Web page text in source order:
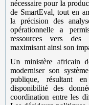
nécessaire pour la
de SmartEval, tout en
la précision des
opérationnelle a
ressources vers des
maximisant ainsi son
Un ministère africain
moderniser son
publique, résultant
disponibilité des
coordination entre les